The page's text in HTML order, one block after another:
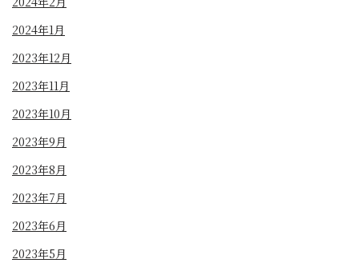
2024年1月
2023年12月
2023年11月
2023年10月
2023年9月
2023年8月
2023年7月
2023年6月
2023年5月